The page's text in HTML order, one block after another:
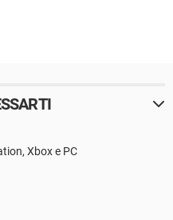
Xbox e PC